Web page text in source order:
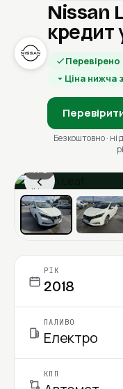
Nissan
кредит
Перевірено
Ціна нижча
Безкоштовно · ні
‹
1 / 6
Ціна в місяць
РІК
2018
ПАЛИВО
Електро
КПП